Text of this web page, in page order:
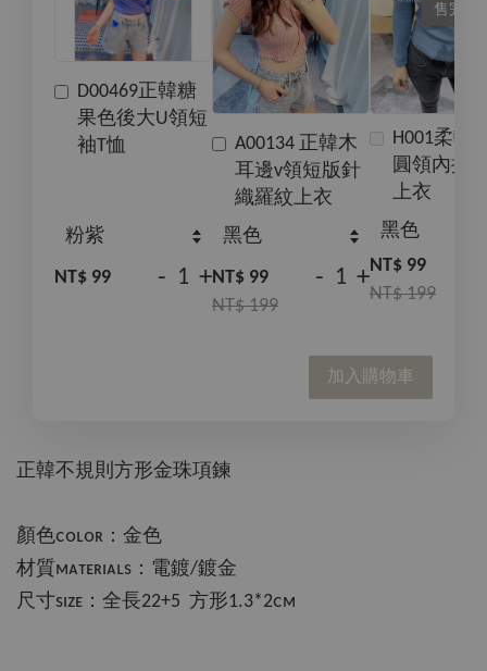
D00469正韓糖
果色後大U領短
袖T恤
NT$ 99 - +
A00134 正韓木
耳邊v領短版針
織羅紋上衣
NT$ 99
NT$ 199
- +
售完
H001柔軟
圓領內搭
上衣
NT$ 99
NT$ 199
加入購物車
正韓不規則方形金珠項鍊
顏色ᴄᴏʟᴏʀ：金色
材質ᴍᴀᴛᴇʀɪᴀʟs：電鍍/鍍金
尺寸sɪᴢᴇ：全長22+5 方形1.3*2ᴄᴍ